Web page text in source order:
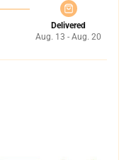
Delivered
Aug. 13 - Aug. 20